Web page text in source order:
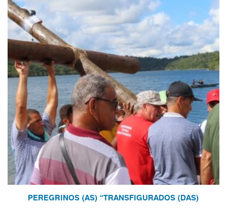
PEREGRINOS (AS) “TRANSFIGURADOS (DAS)